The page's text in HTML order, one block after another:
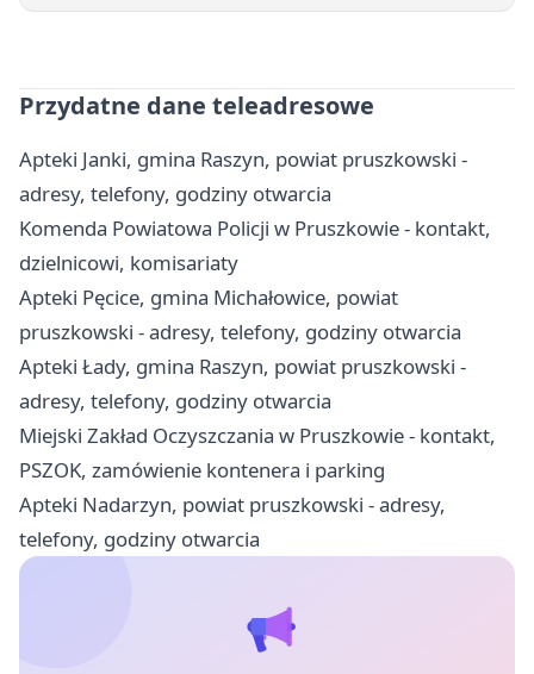
Przydatne dane teleadresowe
Apteki Janki, gmina Raszyn, powiat pruszkowski -
adresy, telefony, godziny otwarcia
Komenda Powiatowa Policji w Pruszkowie - kontakt,
dzielnicowi, komisariaty
Apteki Pęcice, gmina Michałowice, powiat
pruszkowski - adresy, telefony, godziny otwarcia
Apteki Łady, gmina Raszyn, powiat pruszkowski -
adresy, telefony, godziny otwarcia
Miejski Zakład Oczyszczania w Pruszkowie - kontakt,
PSZOK, zamówienie kontenera i parking
Apteki Nadarzyn, powiat pruszkowski - adresy,
telefony, godziny otwarcia